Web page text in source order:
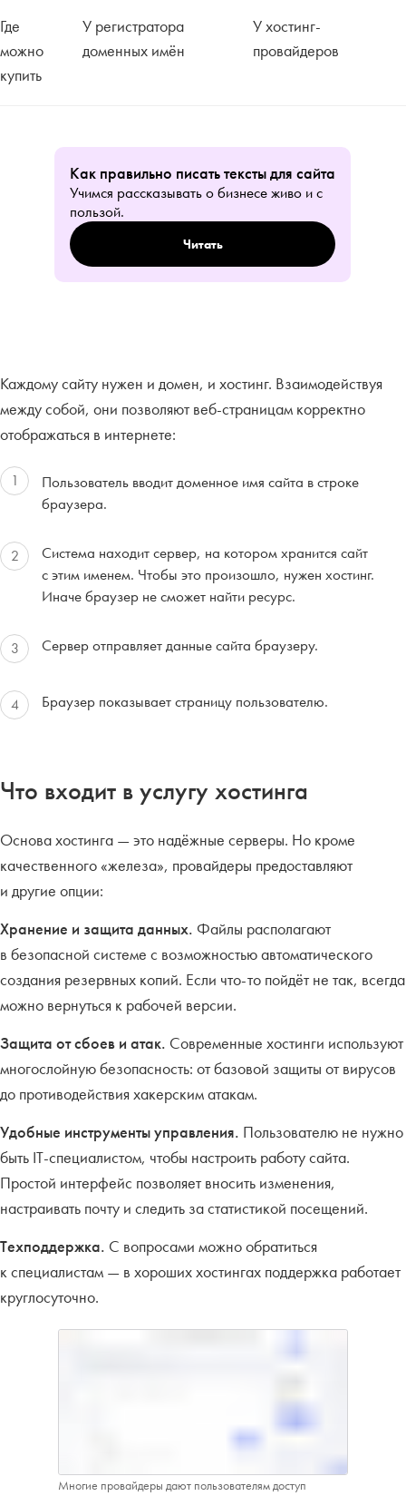
Где
можно
купить
У регистратора
доменных имён
У хостинг-
провайдеров
Как правильно писать тексты для сайта
Учимся рассказывать о бизнесе живо и с
пользой.
Читать
Каждому сайту нужен и домен, и хостинг. Взаимодействуя
между собой, они позволяют веб-страницам корректно
отображаться в интернете:
1
Пользователь вводит доменное имя сайта в строке
браузера.
2
Система находит сервер, на котором хранится сайт
с этим именем. Чтобы это произошло, нужен хостинг.
Иначе браузер не сможет найти ресурс.
3 Сервер отправляет данные сайта браузеру.
4 Браузер показывает страницу пользователю.
Что входит в услугу хостинга
Основа хостинга — это надёжные серверы. Но кроме
качественного «железа», провайдеры предоставляют
и другие опции:
Хранение и защита данных. Файлы располагают
в безопасной системе с возможностью автоматического
создания резервных копий. Если что-то пойдёт не так, всегда
можно вернуться к рабочей версии.
Защита от сбоев и атак. Современные хостинги используют
многослойную безопасность: от базовой защиты от вирусов
до противодействия хакерским атакам.
Удобные инструменты управления. Пользователю не нужно
быть IT-специалистом, чтобы настроить работу сайта.
Простой интерфейс позволяет вносить изменения,
настраивать почту и следить за статистикой посещений.
Техподдержка. С вопросами можно обратиться
к специалистам — в хороших хостингах поддержка работает
круглосуточно.
Многие провайдеры дают пользователям доступ